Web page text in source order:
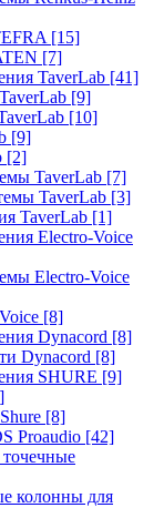
[15]
[7]
TaverLab [41]
[9]
[10]
[9]
[2]
TaverLab [7]
TaverLab [3]
TaverLab [1]
Electro-Voice
Electro-Voice
[8]
Dynacord [8]
Dynacord [8]
SHURE [9]
[8]
Proaudio [42]
колонны для